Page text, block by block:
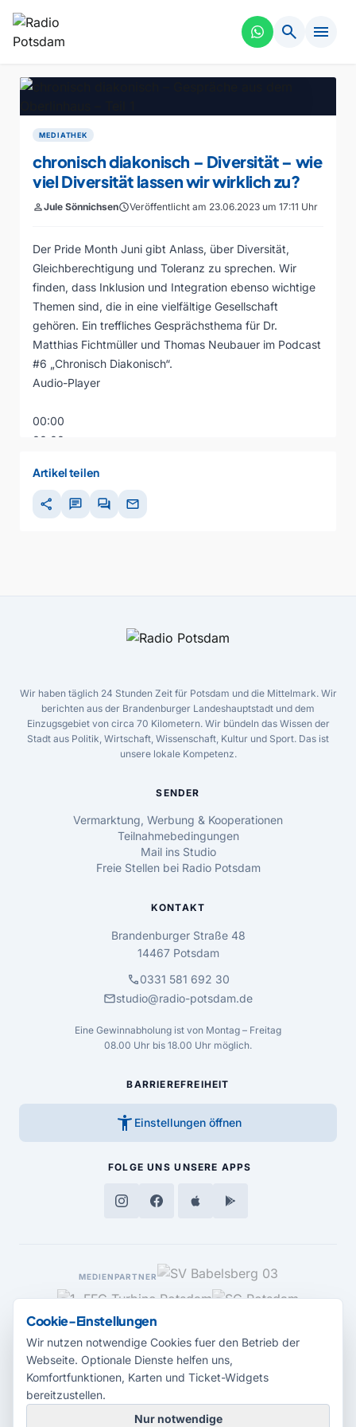
search menu
MEDIATHEK
chronisch diakonisch – Diversität – wie
viel Diversität lassen wir wirklich zu?
personJule SönnichsenscheduleVeröffentlicht am 23.06.2023 um 17:11 Uhr
Der Pride Month Juni gibt Anlass, über Diversität,
Gleichberechtigung und Toleranz zu sprechen. Wir
finden, dass Inklusion und Integration ebenso wichtige
Themen sind, die in eine vielfältige Gesellschaft
gehören. Ein treffliches Gesprächsthema für Dr.
Matthias Fichtmüller und Thomas Neubauer im Podcast
#6 „Chronisch Diakonisch“.
Audio-Player
00:00
00:00
Artikel teilen
share chat forum mail
Wir haben täglich 24 Stunden Zeit für Potsdam und die Mittelmark. Wir
berichten aus der Brandenburger Landeshauptstadt und dem
Einzugsgebiet von circa 70 Kilometern. Wir bündeln das Wissen der
Stadt aus Politik, Wirtschaft, Wissenschaft, Kultur und Sport. Das ist
unsere lokale Kompetenz.
SENDER
Vermarktung, Werbung & Kooperationen
Teilnahmebedingungen
Mail ins Studio
Freie Stellen bei Radio Potsdam
KONTAKT
Brandenburger Straße 48
14467 Potsdam
call0331 581 692 30
mailstudio@radio-potsdam.de
Eine Gewinnabholung ist von Montag – Freitag
08.00 Uhr bis 18.00 Uhr möglich.
BARRIEREFREIHEIT
accessibility_new Einstellungen öffnen
FOLGE UNS UNSERE APPS
MEDIENPARTNER
Cookie-Einstellungen
Wir nutzen notwendige Cookies fuer den Betrieb der
Webseite. Optionale Dienste helfen uns,
Komfortfunktionen, Karten und Ticket-Widgets
bereitzustellen.
Nur notwendige